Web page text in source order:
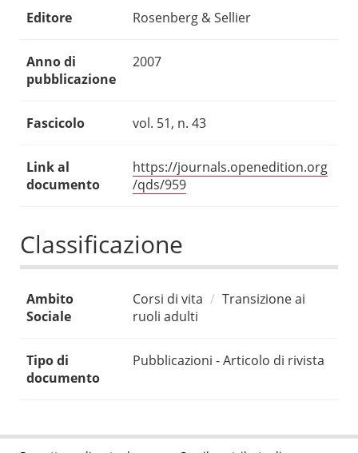
Editore Rosenberg & Sellier
Anno di
pubblicazione
2007
Fascicolo vol. 51, n. 43
Link al
documento
https://journals.openedition.org
/qds/959
Classificazione
Ambito
Sociale
Corsi di vita
Transizione ai
ruoli adulti
Tipo di
documento
Pubblicazioni - Articolo di rivista